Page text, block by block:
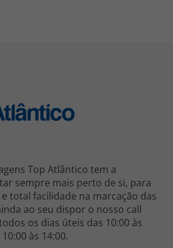
Top Atlântico tem a
sempre mais perto de si, para
total facilidade na marcação das
ao seu dispor o nosso call
os dias úteis das 10:00 às
às 14:00.